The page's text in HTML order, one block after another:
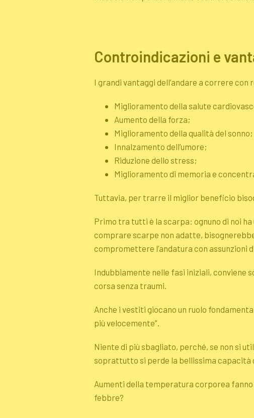
Controindicazioni e
I grandi vantaggi dell’andare a correre
Miglioramento della salute
Aumento della forza;
Miglioramento della qualità del sonno;
Innalzamento dell’umore;
Riduzione dello stress;
Miglioramento di memoria e
Tuttavia, per trarre il miglior beneficio
Primo tra tutti è la scarpa: ognuno di noi
comprare scarpe non adatte,
compromettere l’andatura con
Indubbiamente nelle fasi iniziali, conviene
corsa senza traumi.
Anche i vestiti giocano un ruolo
più velocemente”.
Niente di più sbagliato, perché, se non si
soprattutto si perde la bellissima
Aumenti della temperatura corporea
febbre?